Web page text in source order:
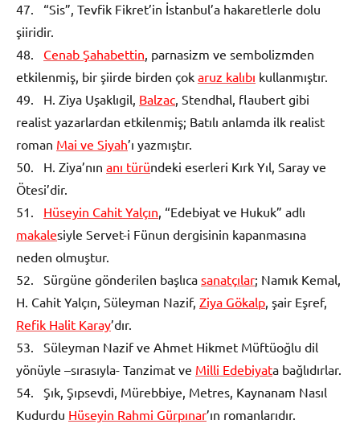
47. “Sis”, Tevfik Fikret’in İstanbul’a hakaretlerle dolu
şiiridir.
48. Cenab Şahabettin, parnasizm ve sembolizmden
etkilenmiş, bir şiirde birden çok aruz kalıbı kullanmıştır.
49. H. Ziya Uşaklıgil, Balzac, Stendhal, flaubert gibi
realist yazarlardan etkilenmiş; Batılı anlamda ilk realist
roman Mai ve Siyah’ı yazmıştır.
50. H. Ziya’nın anı türündeki eserleri Kırk Yıl, Saray ve
Ötesi’dir.
51. Hüseyin Cahit Yalçın, “Edebiyat ve Hukuk” adlı
makalesiyle Servet-i Fünun dergisinin kapanmasına
neden olmuştur.
52. Sürgüne gönderilen başlıca sanatçılar; Namık Kemal,
H. Cahit Yalçın, Süleyman Nazif, Ziya Gökalp, şair Eşref,
Refik Halit Karay’dır.
53. Süleyman Nazif ve Ahmet Hikmet Müftüoğlu dil
yönüyle –sırasıyla- Tanzimat ve Milli Edebiyata bağlıdırlar.
54. Şık, Şıpsevdi, Mürebbiye, Metres, Kaynanam Nasıl
Kudurdu Hüseyin Rahmi Gürpınar’ın romanlarıdır.